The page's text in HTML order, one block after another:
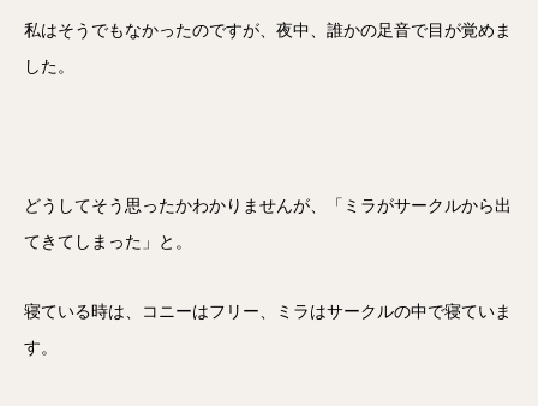
私はそうでもなかったのですが、夜中、誰かの足音で目が覚めま
した。
どうしてそう思ったかわかりませんが、「ミラがサークルから出
てきてしまった」と。
寝ている時は、コニーはフリー、ミラはサークルの中で寝ていま
す。